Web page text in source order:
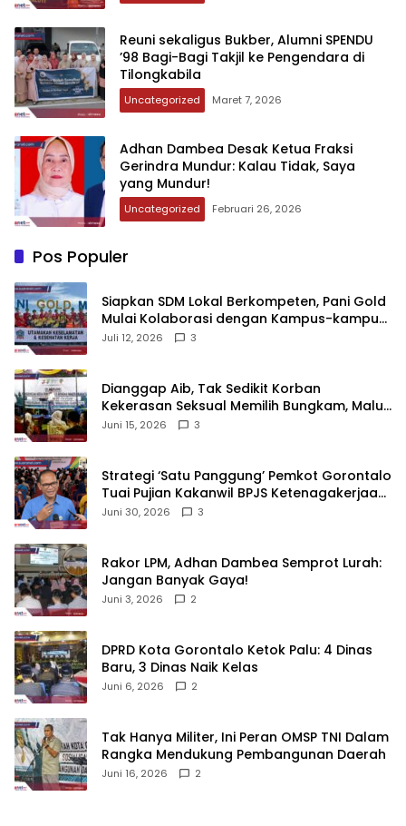
‎Reuni sekaligus Bukber, Alumni SPENDU
’98 Bagi-Bagi Takjil ke Pengendara di
Tilongkabila‎‎
Uncategorized Maret 7, 2026
‎Adhan Dambea Desak Ketua Fraksi
Gerindra Mundur: Kalau Tidak, Saya
yang Mundur!‎‎
Uncategorized Februari 26, 2026
Pos Populer
‎Siapkan SDM Lokal Berkompeten, Pani Gold
Mulai Kolaborasi dengan Kampus-kampus
di Gorontalo
Juli 12, 2026 3
‎Dianggap Aib, Tak Sedikit Korban
Kekerasan Seksual Memilih Bungkam, Malu
untuk Melapor!‎
Juni 15, 2026 3
Strategi ‘Satu Panggung’ Pemkot Gorontalo
Tuai Pujian Kakanwil BPJS Ketenagakerjaan
Sulama‎‎
Juni 30, 2026 3
‎Rakor LPM, Adhan Dambea Semprot Lurah:
Jangan Banyak Gaya!‎
Juni 3, 2026 2
‎DPRD Kota Gorontalo Ketok Palu: 4 Dinas
Baru, 3 Dinas Naik Kelas
Juni 6, 2026 2
‎Tak Hanya Militer, Ini Peran OMSP TNI Dalam
Rangka Mendukung Pembangunan Daerah
Juni 16, 2026 2